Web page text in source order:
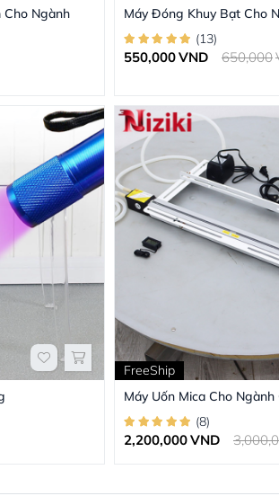
Cho Ngành
Máy Đóng Khuy Bạt Cho
(13)
550,000VND 650,000
FreeShip
Máy Uốn Mica Cho
(8)
2,200,000VND